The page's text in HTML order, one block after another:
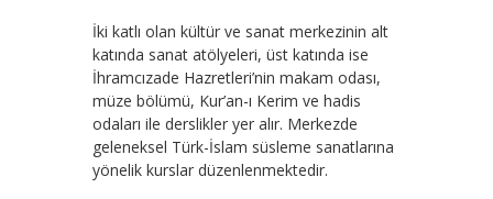
İki katlı olan kültür ve sanat merkezinin alt
katında sanat atölyeleri, üst katında ise
İhramcızade Hazretleri’nin makam odası,
müze bölümü, Kur’an-ı Kerim ve hadis
odaları ile derslikler yer alır. Merkezde
geleneksel Türk-İslam süsleme sanatlarına
yönelik kurslar düzenlenmektedir.